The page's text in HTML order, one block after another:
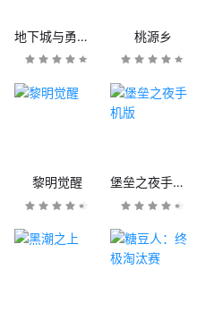
地下城与勇士M 桃源乡
黎明觉醒 堡垒之夜手机版